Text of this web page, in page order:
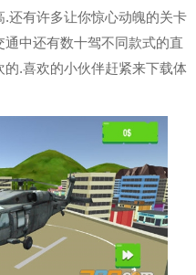
还有许多让你惊心动魄的关卡
中还有数十驾不同款式的直
.喜欢的小伙伴赶紧来下载体